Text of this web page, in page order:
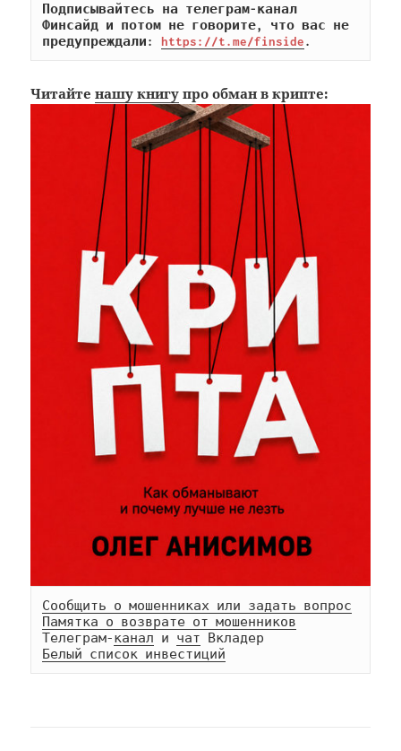
Подписывайтесь на телеграм-канал
Финсайд и потом не говорите, что вас не
предупреждали: https://t.me/finside.
Читайтенашу книгу про обман в крипте:
Сообщить о мошенниках или задать вопрос
Памятка о возврате от мошенников
Телеграм-канал и чат
Белый список инвестиций